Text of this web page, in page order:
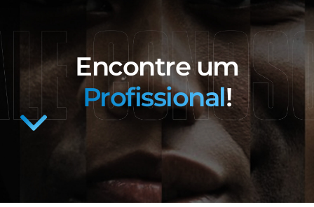
Encontre um
Profissional!